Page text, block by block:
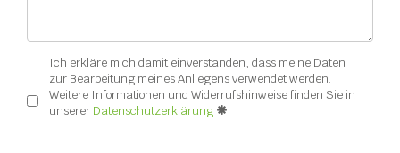
Ich erkläre mich damit einverstanden, dass meine Daten
zur Bearbeitung meines Anliegens verwendet werden.
Weitere Informationen und Widerrufshinweise finden Sie in
unserer Datenschutzerklärung